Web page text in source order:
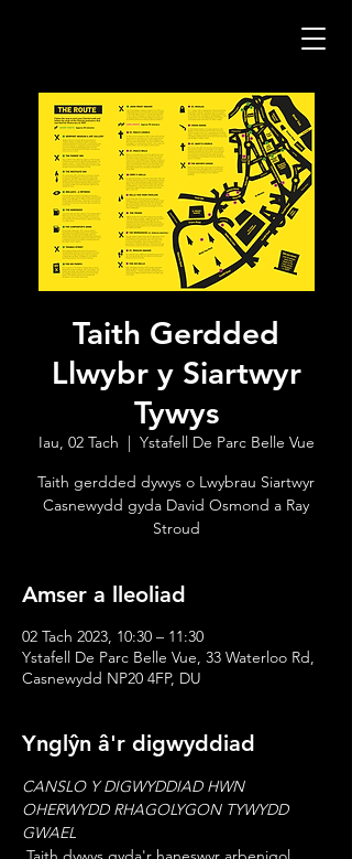
Taith Gerdded
Llwybr y Siartwyr
Tywys
Iau, 02 Tach
  |
Ystafell De Parc Belle Vue
Taith gerdded dywys o Lwybrau Siartwyr
Casnewydd gyda David Osmond a Ray
Stroud
Amser a lleoliad
02 Tach 2023, 10:30 – 11:30
Ystafell De Parc Belle Vue, 33 Waterloo Rd,
Casnewydd NP20 4FP, DU
Ynglŷn â'r digwyddiad
CANSLO Y DIGWYDDIAD HWN
OHERWYDD RHAGOLYGON TYWYDD
GWAEL